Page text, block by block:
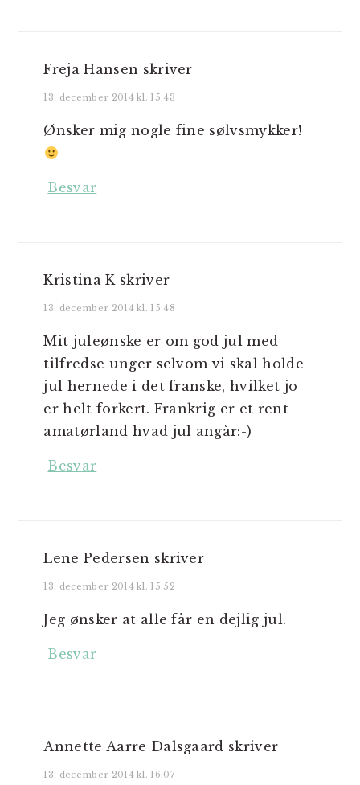
Freja Hansen skriver
13. december 2014 kl. 15:43
Ønsker mig nogle fine sølvsmykker!
Besvar
Kristina K skriver
13. december 2014 kl. 15:48
Mit juleønske er om god jul med
tilfredse unger selvom vi skal holde
jul hernede i det franske, hvilket jo
er helt forkert. Frankrig er et rent
amatørland hvad jul angår:-)
Besvar
Lene Pedersen skriver
13. december 2014 kl. 15:52
Jeg ønsker at alle får en dejlig jul.
Besvar
Annette Aarre Dalsgaard skriver
13. december 2014 kl. 16:07